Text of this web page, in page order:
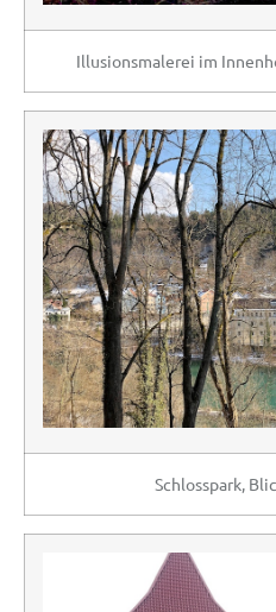
Illusionsmalerei im
Schlosspark,